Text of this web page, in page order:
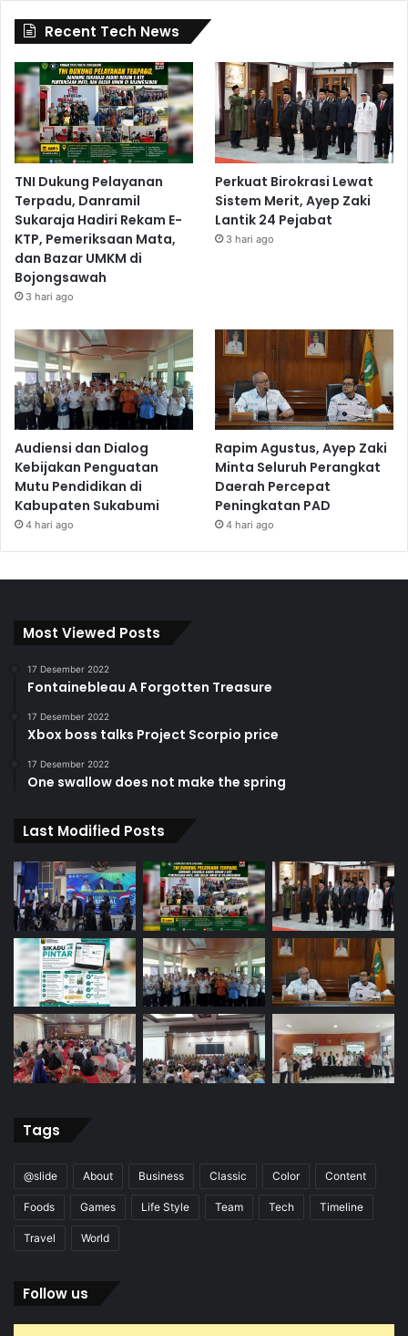
Recent Tech News
TNI Dukung Pelayanan
Terpadu, Danramil
Sukaraja Hadiri Rekam E-
KTP, Pemeriksaan Mata,
dan Bazar UMKM di
Bojongsawah
3 hari ago
Perkuat Birokrasi Lewat
Sistem Merit, Ayep Zaki
Lantik 24 Pejabat
3 hari ago
Audiensi dan Dialog
Kebijakan Penguatan
Mutu Pendidikan di
Kabupaten Sukabumi
4 hari ago
Rapim Agustus, Ayep Zaki
Minta Seluruh Perangkat
Daerah Percepat
Peningkatan PAD
4 hari ago
Most Viewed Posts
17 Desember 2022
Fontainebleau A Forgotten Treasure
17 Desember 2022
Xbox boss talks Project Scorpio price
17 Desember 2022
One swallow does not make the spring
Last Modified Posts
Tags
@slide About Business Classic Color Content
Foods Games Life Style Team Tech Timeline
Travel World
Follow us